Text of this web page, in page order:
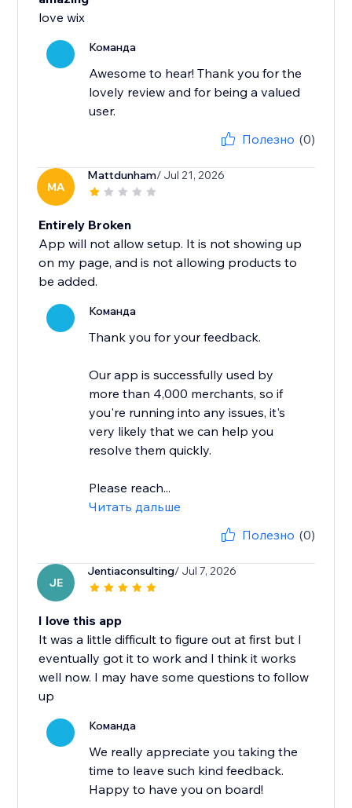
love wix
Команда
Awesome to hear! Thank you for the
lovely review and for being a valued
user.
Полезно (0)
MA
Mattdunham/ Jul 21, 2026
Entirely Broken
App will not allow setup. It is not showing up
on my page, and is not allowing products to
be added.
Команда
Thank you for your feedback.
Our app is successfully used by
more than 4,000 merchants, so if
you're running into any issues, it's
very likely that we can help you
resolve them quickly.
Please reach...
Читать дальше
Полезно (0)
JE
Jentiaconsulting/ Jul 7, 2026
I love this app
It was a little difficult to figure out at first but I
eventually got it to work and I think it works
well now. I may have some questions to follow
up
Команда
We really appreciate you taking the
time to leave such kind feedback.
Happy to have you on board!